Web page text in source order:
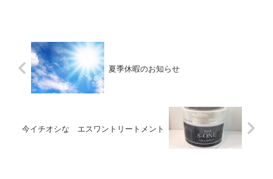
夏季休暇のお知らせ
今イチオシな エスワントリートメント